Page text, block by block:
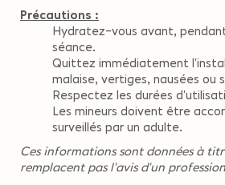
Précautions :
Hydratez-vous avant,
séance.
Quittez immédiatement
malaise, vertiges, nausées ou
Respectez les durées
Les mineurs doivent être
surveillés par un adulte.
Ces informations sont données à
remplacent pas l'avis d'un